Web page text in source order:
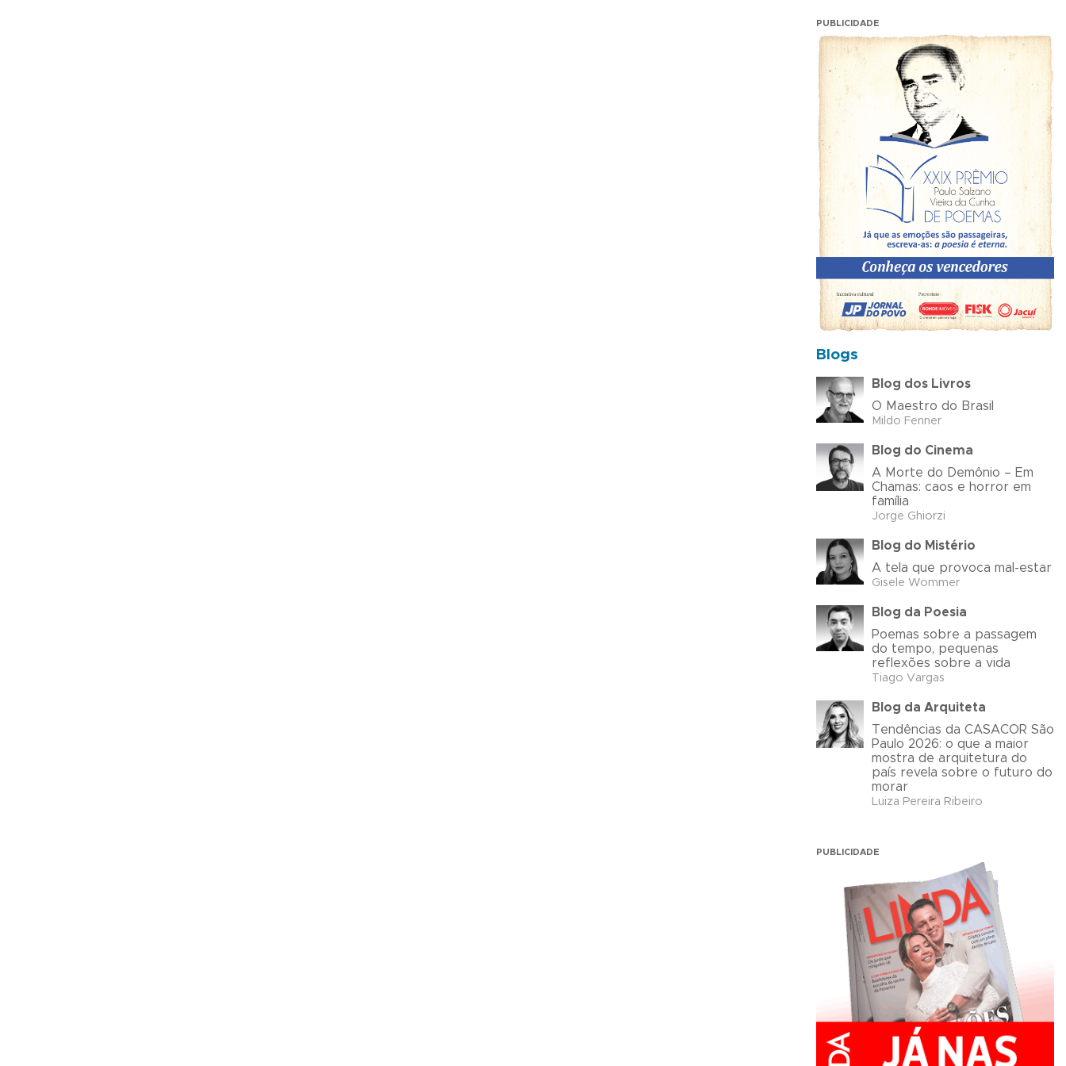
PUBLICIDADE
Blogs
Blog dos Livros
O Maestro do Brasil
Mildo Fenner
Blog do Cinema
A Morte do Demônio – Em
Chamas: caos e horror em
família
Jorge Ghiorzi
Blog do Mistério
A tela que provoca mal-estar
Gisele Wommer
Blog da Poesia
Poemas sobre a passagem
do tempo, pequenas
reflexões sobre a vida
Tiago Vargas
Blog da Arquiteta
Tendências da CASACOR São
Paulo 2026: o que a maior
mostra de arquitetura do
país revela sobre o futuro do
morar
Luiza Pereira Ribeiro
PUBLICIDADE